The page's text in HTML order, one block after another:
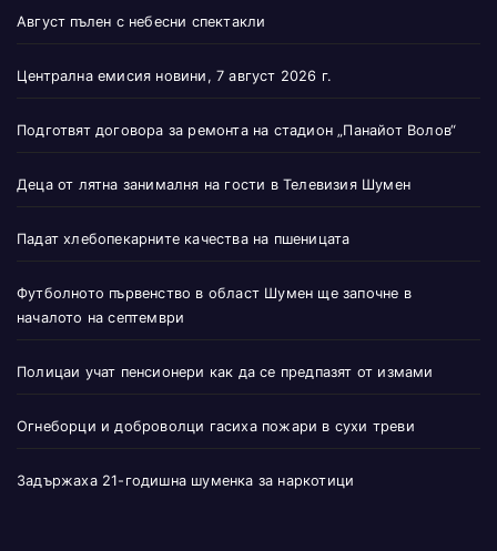
Август пълен с небесни спектакли
Централна емисия новини, 7 август 2026 г.
Подготвят договора за ремонта на стадион „Панайот Волов“
Деца от лятна занималня на гости в Телевизия Шумен
Падат хлебопекарните качества на пшеницата
Футболното първенство в област Шумен ще започне в
началото на септември
Полицаи учат пенсионери как да се предпазят от измами
Огнеборци и доброволци гасиха пожари в сухи треви
Задържаха 21-годишна шуменка за наркотици